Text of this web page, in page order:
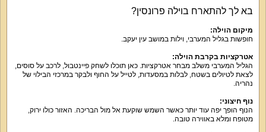
בא לך להתארח בוילה פרונסין?
מיקום הוילה:
חופשות בגליל המערבי, וילות במושב עין יעקב.
אטרקציות בקרבת הוילה:
הגליל המערבי משלב מבחר אטרקציות. כאן תוכלו לשחק פיינטבול, לרכב על סוסים,
לצאת לטיולים בשטח, לבלות במסעדות, לטייל על החוף ולבקר במרכזי הבילוי של
נהריה.
נוף חיצוני:
הנוף הופך יפה עוד יותר כאשר השמש שוקעת אל מול הבריכה. האזור כולו ירוק,
מטופח ומלא באווירה טובה.